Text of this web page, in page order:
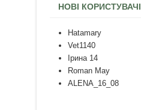
НОВІ КОРИСТУВАЧІ
Hatamary
Vet1140
Ірина 14
Roman May
ALENA_16_08